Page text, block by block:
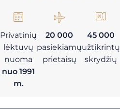
Privatinių
lėktuvų
nuoma
nuo 1991
m.
20 000
pasiekiamų
prietaisų
45 000
užtikrintų
skrydžių